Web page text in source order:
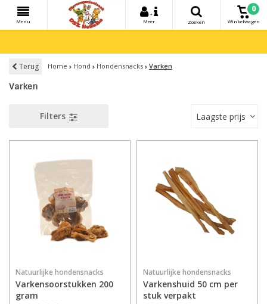
Menu
+
Meer
Zoeken
0
Winkelwagen
Terug Home Hond Hondensnacks Varken
Varken
Filters Laagste prijs
Natuurlijke hondensnacks
Varkensoorstukken 200
gram
Natuurlijke hondensnacks
Varkenshuid 50 cm per
stuk verpakt